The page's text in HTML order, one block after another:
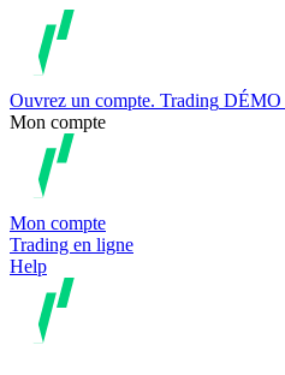
Ouvrez un compte. Trading DÉMO
Mon compte
Mon compte
Trading en ligne
Help